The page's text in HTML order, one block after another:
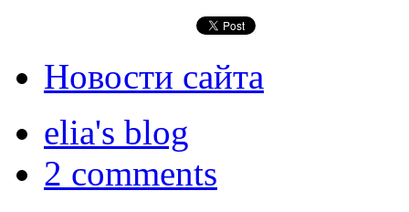
Новости сайта
elia's blog
2 comments